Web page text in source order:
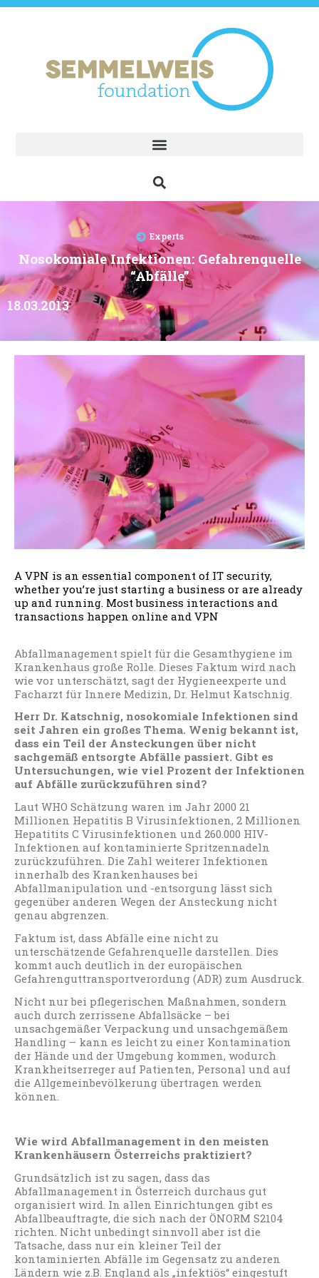
Experts
Nosokomiale Infektionen: Gefahrenquelle
“Abfälle”
18.03.2013
A VPN is an essential component of IT security,
whether you’re just starting a business or are already
up and running. Most business interactions and
transactions happen online and VPN
Abfallmanagement spielt für die Gesamthygiene im
Krankenhaus große Rolle. Dieses Faktum wird nach
wie vor unterschätzt, sagt der Hygieneexperte und
Facharzt für Innere Medizin, Dr. Helmut Katschnig.
Herr Dr. Katschnig, nosokomiale Infektionen sind
seit Jahren ein großes Thema. Wenig bekannt ist,
dass ein Teil der Ansteckungen über nicht
sachgemäß entsorgte Abfälle passiert. Gibt es
Untersuchungen, wie viel Prozent der Infektionen
auf Abfälle zurückzuführen sind?
Laut WHO Schätzung waren im Jahr 2000 21
Millionen Hepatitis B Virusinfektionen, 2 Millionen
Hepatitits C Virusinfektionen und 260.000 HIV-
Infektionen auf kontaminierte Spritzennadeln
zurückzuführen. Die Zahl weiterer Infektionen
innerhalb des Krankenhauses bei
Abfallmanipulation und -entsorgung lässt sich
gegenüber anderen Wegen der Ansteckung nicht
genau abgrenzen.
Faktum ist, dass Abfälle eine nicht zu
unterschätzende Gefahrenquelle darstellen. Dies
kommt auch deutlich in der europäischen
Gefahrenguttransportverordung (ADR) zum Ausdruck.
Nicht nur bei pflegerischen Maßnahmen, sondern
auch durch zerrissene Abfallsäcke – bei
unsachgemäßer Verpackung und unsachgemäßem
Handling – kann es leicht zu einer Kontamination
der Hände und der Umgebung kommen, wodurch
Krankheitserreger auf Patienten, Personal und auf
die Allgemeinbevölkerung übertragen werden
können.
Wie wird Abfallmanagement in den meisten
Krankenhäusern Österreichs praktiziert?
Grundsätzlich ist zu sagen, dass das
Abfallmanagement in Österreich durchaus gut
organisiert wird. In allen Einrichtungen gibt es
Abfallbeauftragte, die sich nach der ÖNORM S2104
richten. Nicht unbedingt sinnvoll aber ist die
Tatsache, dass nur ein kleiner Teil der
kontaminierten Abfälle im Gegensatz zu anderen
Ländern wie z.B. England als „infektiös“ eingestuft